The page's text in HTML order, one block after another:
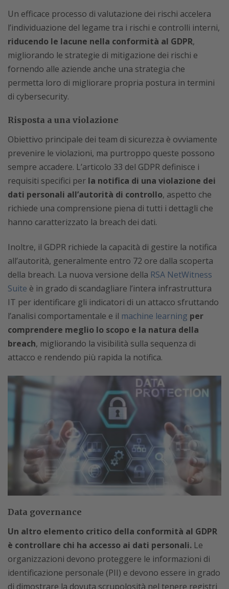
Un efficace processo di valutazione dei rischi accelera
l’individuazione del legame tra i rischi e controlli interni,
riducendo le lacune nella conformità al GDPR,
migliorando le strategie di mitigazione dei rischi e
fornendo alle aziende anche una strategia che
permetta loro di migliorare propria postura in termini
di cybersecurity.
Risposta a una violazione
Obiettivo principale dei team di sicurezza è ovviamente
prevenire le violazioni, ma purtroppo queste possono
sempre accadere. L’articolo 33 del GDPR definisce i
requisiti specifici per la notifica di una violazione dei
dati personali all’autorità di controllo, aspetto che
richiede una comprensione piena di tutti i dettagli che
hanno caratterizzato la breach dei dati.
Inoltre, il GDPR richiede la capacità di gestire la notifica
all’autorità, generalmente entro 72 ore dalla scoperta
della breach. La nuova versione della RSA NetWitness
Suite è in grado di scandagliare l’intera infrastruttura
IT per identificare gli indicatori di un attacco sfruttando
l’analisi comportamentale e il machine learning per
comprendere meglio lo scopo e la natura della
breach, migliorando la visibilità sulla sequenza di
attacco e rendendo più rapida la notifica.
Data governance
Un altro elemento critico della conformità al GDPR
è controllare chi ha accesso ai dati personali. Le
organizzazioni devono proteggere le informazioni di
identificazione personale (PII) e devono essere in grado
di dimostrare la dovuta scrupolosità nel tenere registri